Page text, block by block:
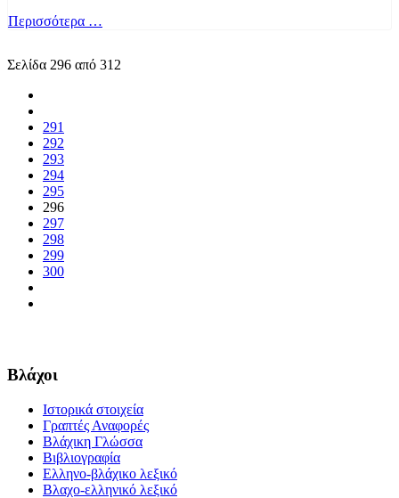
Περισσότερα …
Σελίδα 296 από 312
291
292
293
294
295
296
297
298
299
300
Βλάχοι
Ιστορικά στοιχεία
Γραπτές Αναφορές
Βλάχικη Γλώσσα
Βιβλιογραφία
Ελληνο-βλάχικο λεξικό
Βλαχο-ελληνικό λεξικό